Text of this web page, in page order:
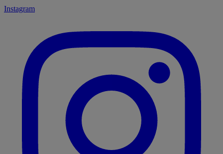
Instagram